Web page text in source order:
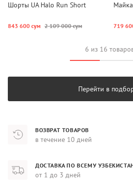
Шорты UA Halo Run Short
843 600 сум 2 109 000 сум 719
6 из 16
Перейти в
ВОЗВРАТ ТОВАРОВ
в течение 10 дней
ДОСТАВКА ПО ВСЕМУ
от 1 до 3 дней